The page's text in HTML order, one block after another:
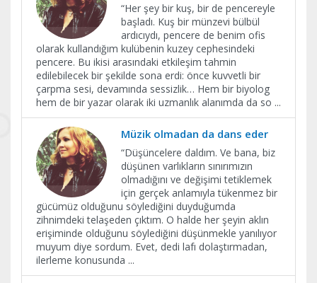
“Her şey bir kuş, bir de pencereyle
başladı. Kuş bir münzevi bülbül
ardıcıydı, pencere de benim ofis
olarak kullandığım kulübenin kuzey cephesindeki
pencere. Bu ikisi arasındaki etkileşim tahmin
edilebilecek bir şekilde sona erdi: önce kuvvetli bir
çarpma sesi, devamında sessizlik… Hem bir biyolog
hem de bir yazar olarak iki uzmanlık alanımda da so ...
Müzik olmadan da dans eder
“Düşüncelere daldım. Ve bana, biz
düşünen varlıkların sınırımızın
olmadığını ve değişimi tetiklemek
için gerçek anlamıyla tükenmez bir
gücümüz olduğunu söylediğini duyduğumda
zihnimdeki telaşeden çıktım. O halde her şeyin aklın
erişiminde olduğunu söylediğini düşünmekle yanılıyor
muyum diye sordum. Evet, dedi lafı dolaştırmadan,
ilerleme konusunda ...